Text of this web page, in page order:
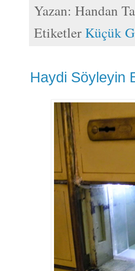
Yazan: Handan
Etiketler Küçük
Haydi Söyleyin